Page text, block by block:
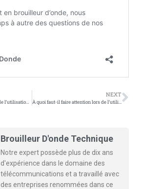
NEXT
Brouilleur D'onde Technique
Notre expert possède plus de dix ans
d'expérience dans le domaine des
télécommunications et a travaillé avec
des entreprises renommées dans ce